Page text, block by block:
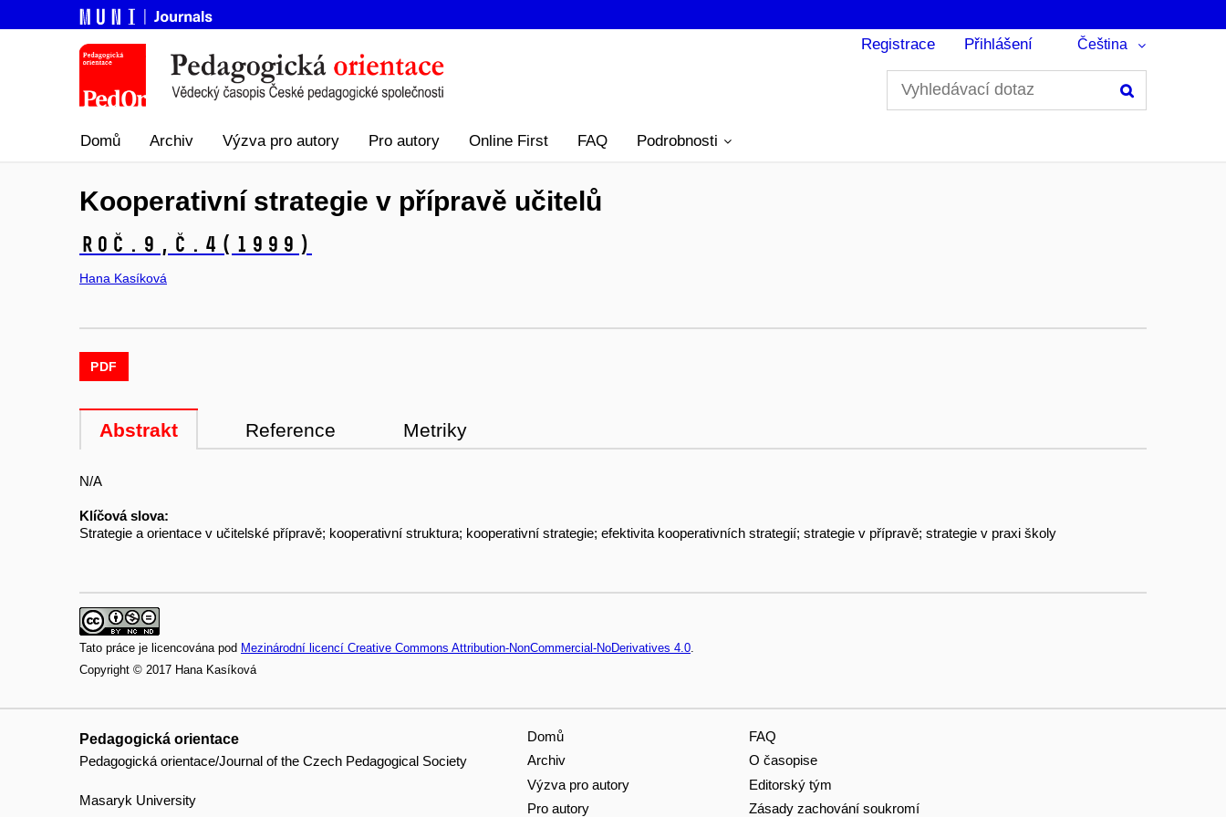
Registrace Přihlášení Čeština
Domů Archiv Výzva pro autory Pro autory Online First FAQ Podrobnosti
Kooperativní strategie v přípravě učitelů
Roč.9, č.4 (1999)
Hana Kasíková
PDF
Abstrakt Reference Metriky
N/A
Klíčová slova:
Strategie a orientace v učitelské přípravě; kooperativní struktura; kooperativní strategie; efektivita kooperativních strategií; strategie v přípravě; strategie v praxi školy
Tato práce je licencována pod Mezinárodní licencí Creative Commons Attribution-NonCommercial-NoDerivatives 4.0.
Copyright © 2017 Hana Kasíková
Pedagogická orientace
Pedagogická orientace/Journal of the Czech Pedagogical Society
Masaryk University
Domů
Archiv
Výzva pro autory
Pro autory
FAQ
O časopise
Editorský tým
Zásady zachování soukromí